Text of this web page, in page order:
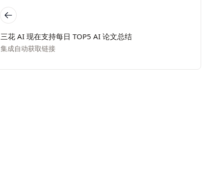
三花 AI 现在支持每日 TOP5 AI 论文总结
集成自动获取链接